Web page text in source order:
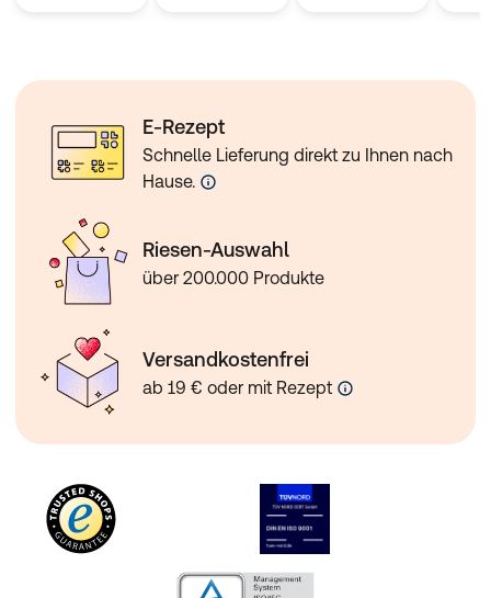
E-Rezept
Schnelle Lieferung direkt zu Ihnen nach
Hause.
Riesen-Auswahl
über 200.000 Produkte
Versandkostenfrei
ab 19 € oder mit Rezept